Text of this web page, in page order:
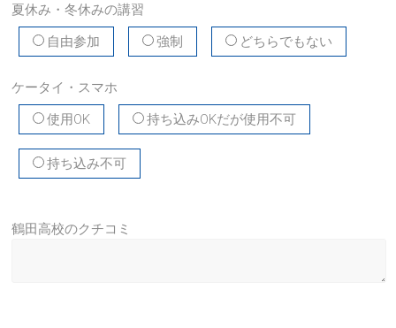
夏休み・冬休みの講習
自由参加
強制 どちらでもない
ケータイ・スマホ
使用OK
持ち込みOKだが使用不可
持ち込み不可
鶴田高校のクチコミ